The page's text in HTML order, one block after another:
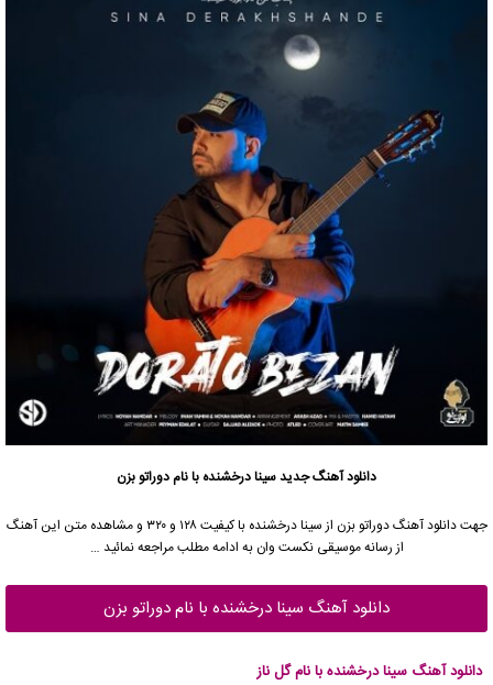
دانلود آهنگ جدیدسینا درخشنده با نام دوراتو بزن
جهت دانلود آهنگ دوراتو بزن از سینا درخشنده
با کیفیت ۱۲۸ و ۳۲۰ و مشاهده متن این آهنگ
از رسانه موسیقی نکست وان به ادامه مطلب مراجعه نمائید …
دانلود آهنگ سینا درخشنده با نام دوراتو بزن
دانلود آهنگ سینا درخشنده با نام گل ناز